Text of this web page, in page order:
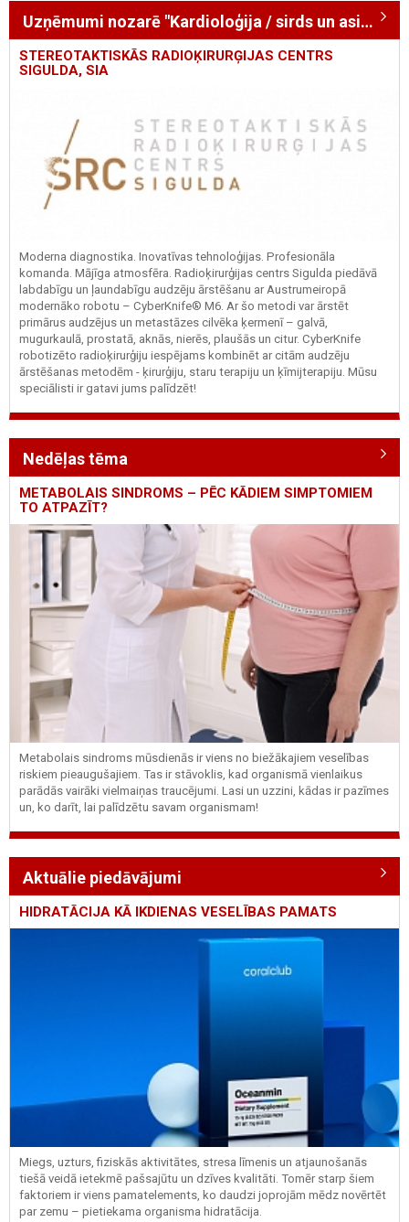
Uzņēmumi nozarē "Kardioloģija / sirds un asinsvadu sistēma"
STEREOTAKTISKĀS RADIOĶIRURĢIJAS CENTRS
SIGULDA, SIA
Moderna diagnostika. Inovatīvas tehnoloģijas. Profesionāla
komanda. Mājīga atmosfēra. Radioķirurģijas centrs Sigulda piedāvā
labdabīgu un ļaundabīgu audzēju ārstēšanu ar Austrumeiropā
modernāko robotu – CyberKnife® M6. Ar šo metodi var ārstēt
primārus audzējus un metastāzes cilvēka ķermenī – galvā,
mugurkaulā, prostatā, aknās, nierēs, plaušās un citur. CyberKnife
robotizēto radioķirurģiju iespējams kombinēt ar citām audzēju
ārstēšanas metodēm - ķirurģiju, staru terapiju un ķīmijterapiju. Mūsu
speciālisti ir gatavi jums palīdzēt!
Nedēļas tēma
METABOLAIS SINDROMS – PĒC KĀDIEM SIMPTOMIEM
TO ATPAZĪT?
Metabolais sindroms mūsdienās ir viens no biežākajiem veselības
riskiem pieaugušajiem. Tas ir stāvoklis, kad organismā vienlaikus
parādās vairāki vielmaiņas traucējumi. Lasi un uzzini, kādas ir pazīmes
un, ko darīt, lai palīdzētu savam organismam!
Aktuālie piedāvājumi
HIDRATĀCIJA KĀ IKDIENAS VESELĪBAS PAMATS
Miegs, uzturs, fiziskās aktivitātes, stresa līmenis un atjaunošanās
tiešā veidā ietekmē pašsajūtu un dzīves kvalitāti. Tomēr starp šiem
faktoriem ir viens pamatelements, ko daudzi joprojām mēdz novērtēt
par zemu – pietiekama organisma hidratācija.